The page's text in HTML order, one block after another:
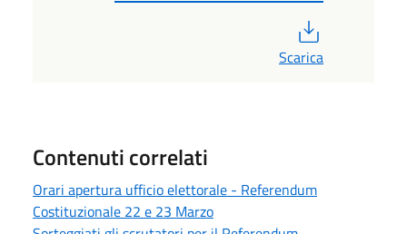
Scarica
Contenuti correlati
Orari apertura ufficio elettorale - Referendum
Costituzionale 22 e 23 Marzo